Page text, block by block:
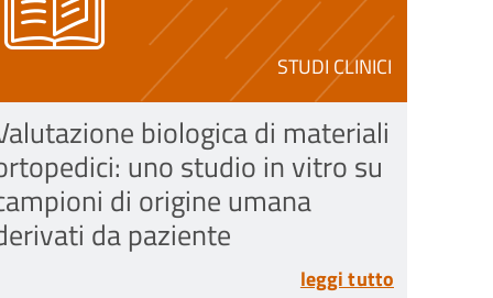
STUDI CLINICI
biologica di materiali
uno studio in vitro su
di origine umana
da paziente
leggi tutto